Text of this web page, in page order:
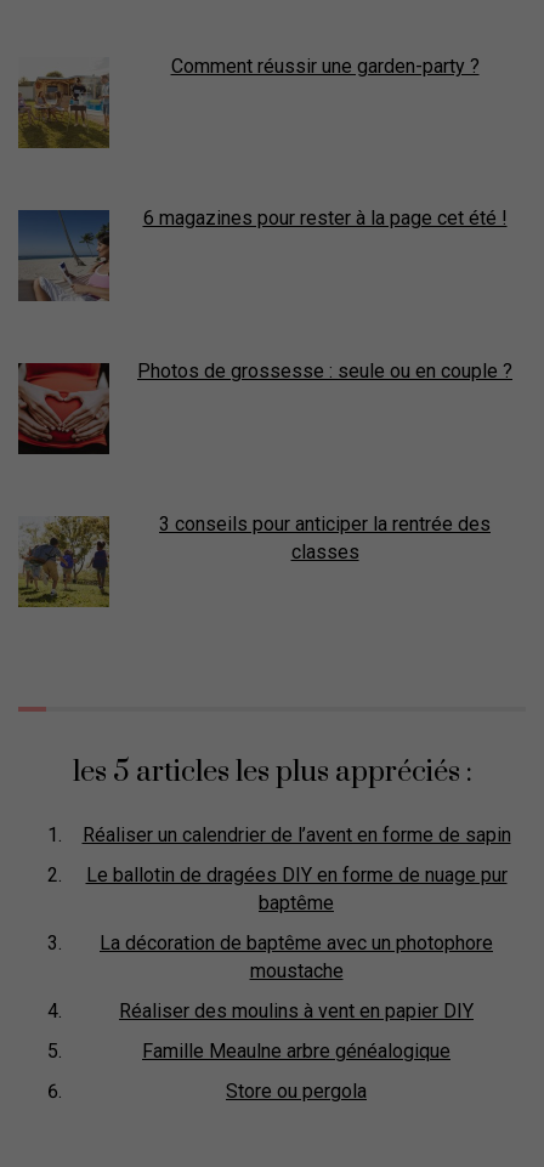
Comment réussir une garden-party ?
6 magazines pour rester à la page cet été !
Photos de grossesse : seule ou en couple ?
3 conseils pour anticiper la rentrée des
classes
les 5 articles les plus appréciés :
Réaliser un calendrier de l’avent en forme de sapin
Le ballotin de dragées DIY en forme de nuage pur
baptême
La décoration de baptême avec un photophore
moustache
Réaliser des moulins à vent en papier DIY
Famille Meaulne arbre généalogique
Store ou pergola